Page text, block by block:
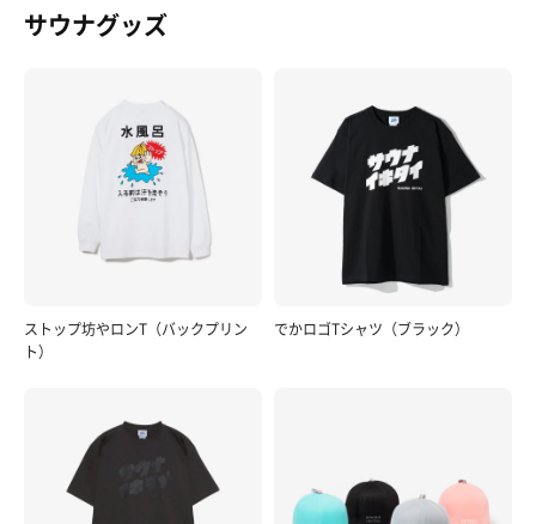
サウナグッズ
ストップ坊やロンT（バックプリン
ト）
でかロゴTシャツ（ブラック）